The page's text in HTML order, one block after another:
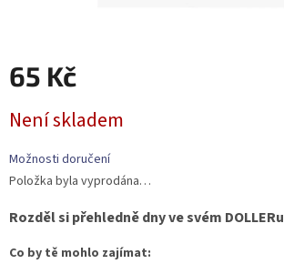
65 Kč
cena:
Není skladem
Možnosti doručení
Položka byla vyprodána…
Rozděl si přehledně dny ve svém DOLLERu
Co by tě mohlo zajímat: